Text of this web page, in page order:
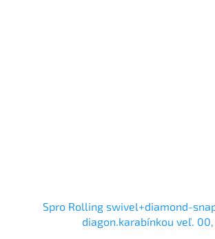
Spro Rolling swivel+diamond-
diagon.karabínkou veľ. 00,